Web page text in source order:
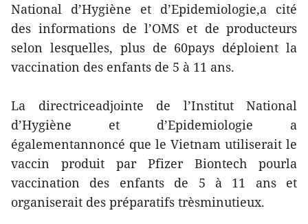
National d’Hygiène et d’Epidemiologie,a cité
des informations de l’OMS et de producteurs
selon lesquelles, plus de 60pays déploient la
vaccination des enfants de 5 à 11 ans.
La directriceadjointe de l’Institut National
d’Hygiène et d’Epidemiologie a
égalementannoncé que le Vietnam utiliserait le
vaccin produit par Pfizer Biontech pourla
vaccination des enfants de 5 à 11 ans et
organiserait des préparatifs trèsminutieux.